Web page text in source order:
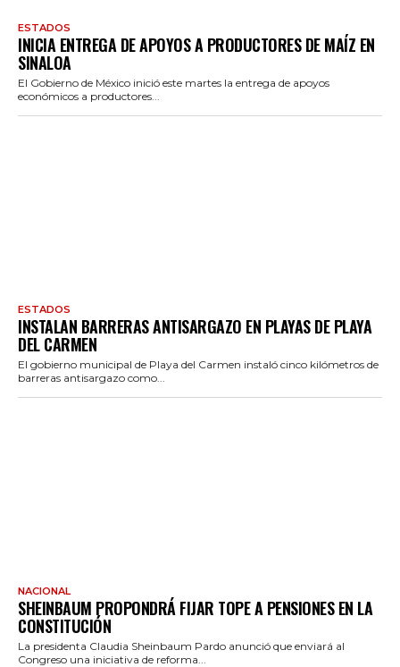
ESTADOS
INICIA ENTREGA DE APOYOS A PRODUCTORES DE MAÍZ EN
SINALOA
El Gobierno de México inició este martes la entrega de apoyos
económicos a productores...
ESTADOS
INSTALAN BARRERAS ANTISARGAZO EN PLAYAS DE PLAYA
DEL CARMEN
El gobierno municipal de Playa del Carmen instaló cinco kilómetros de
barreras antisargazo como...
NACIONAL
SHEINBAUM PROPONDRÁ FIJAR TOPE A PENSIONES EN LA
CONSTITUCIÓN
La presidenta Claudia Sheinbaum Pardo anunció que enviará al
Congreso una iniciativa de reforma...